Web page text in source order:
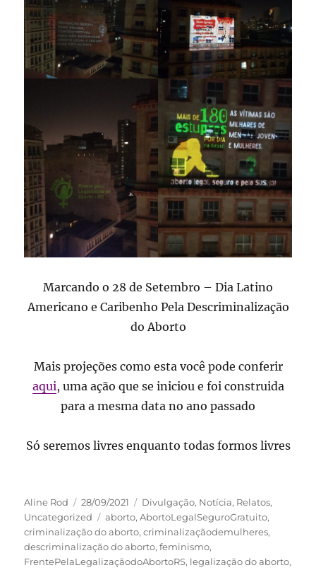
Marcando o 28 de Setembro – Dia Latino
Americano e Caribenho Pela Descriminalização
do Aborto
Mais projeções como esta você pode conferir
aqui, uma ação que se iniciou e foi construida
para a mesma data no ano passado
Só seremos livres enquanto todas formos livres
Autor
Aline Rod
Publicado
em
28/09/2021 Categorias
Divulgação, Notícia, Relatos,
Uncategorized
Tags
aborto,AbortoLegalSeguroGratuito,
criminalização do aborto,criminalizaçãodemulheres,
descriminalização do aborto,feminismo,
FrentePelaLegalizaçãodoAbortoRS, legalização do aborto,